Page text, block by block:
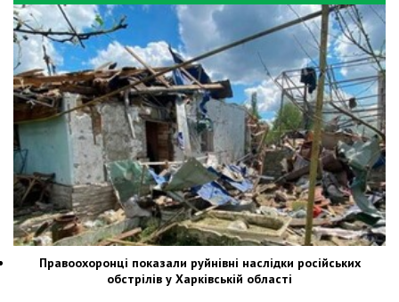
Правоохоронці показали руйнівні наслідки російських
обстрілів у Харківській області